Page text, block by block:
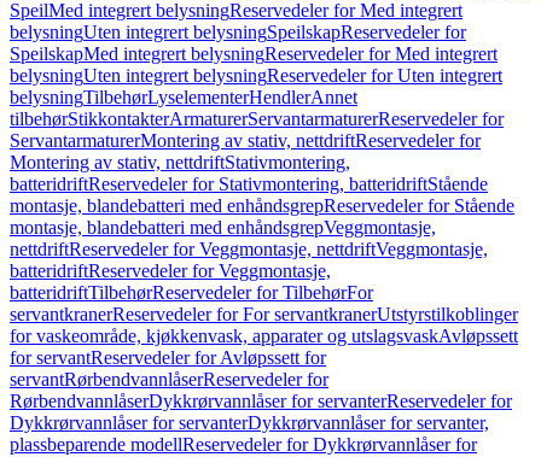
SpeilMed integrert belysningReservedeler for Med integrert
belysningUten integrert belysningSpeilskapReservedeler for
SpeilskapMed integrert belysningReservedeler for Med integrert
belysningUten integrert belysningReservedeler for Uten integrert
belysningTilbehørLyselementerHendlerAnnet
tilbehørStikkontakterArmaturerServantarmaturerReservedeler for
ServantarmaturerMontering av stativ, nettdriftReservedeler for
Montering av stativ, nettdriftStativmontering,
batteridriftReservedeler for Stativmontering, batteridriftStående
montasje, blandebatteri med enhåndsgrepReservedeler for Stående
montasje, blandebatteri med enhåndsgrepVeggmontasje,
nettdriftReservedeler for Veggmontasje, nettdriftVeggmontasje,
batteridriftReservedeler for Veggmontasje,
batteridriftTilbehørReservedeler for TilbehørFor
servantkranerReservedeler for For servantkranerUtstyrstilkoblinger
for vaskeområde, kjøkkenvask, apparater og utslagsvaskAvløpssett
for servantReservedeler for Avløpssett for
servantRørbendvannlåserReservedeler for
RørbendvannlåserDykkrørvannlåser for servanterReservedeler for
Dykkrørvannlåser for servanterDykkrørvannlåser for servanter,
plassbeparende modellReservedeler for Dykkrørvannlåser for